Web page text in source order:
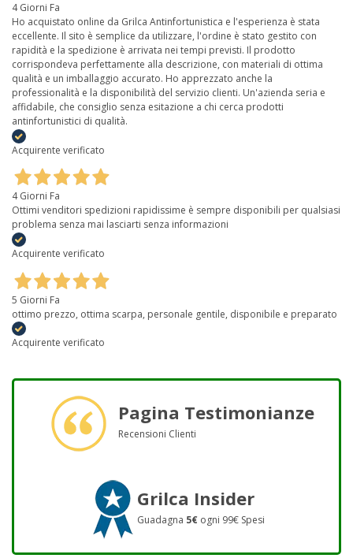
4 Giorni Fa
Ho acquistato online da Grilca Antinfortunistica e l'esperienza è stata
eccellente. Il sito è semplice da utilizzare, l'ordine è stato gestito con
rapidità e la spedizione è arrivata nei tempi previsti. Il prodotto
corrispondeva perfettamente alla descrizione, con materiali di ottima
qualità e un imballaggio accurato. Ho apprezzato anche la
professionalità e la disponibilità del servizio clienti. Un'azienda seria e
affidabile, che consiglio senza esitazione a chi cerca prodotti
antinfortunistici di qualità.
Acquirente verificato
4 Giorni Fa
Ottimi venditori spedizioni rapidissime è sempre disponibili per qualsiasi
problema senza mai lasciarti senza informazioni
Acquirente verificato
5 Giorni Fa
ottimo prezzo, ottima scarpa, personale gentile, disponibile e preparato
Acquirente verificato
Pagina Testimonianze
Recensioni Clienti
Grilca Insider
Guadagna 5€ ogni 99€ Spesi